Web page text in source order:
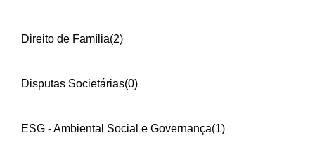
Direito de Família(2)
Disputas Societárias(0)
ESG - Ambiental Social e Governança(1)